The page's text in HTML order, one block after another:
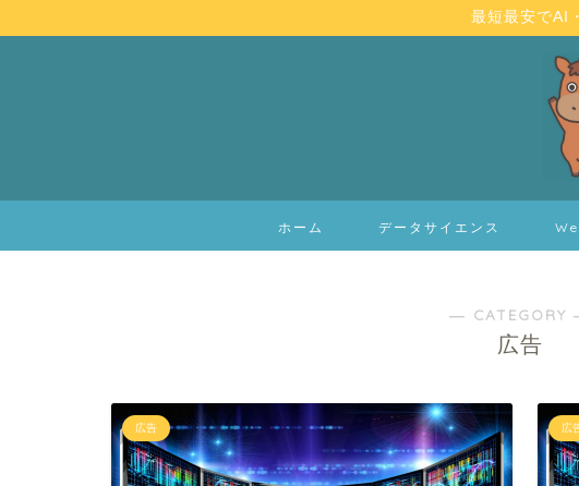
最短最安でAI
ホーム データサイエンス
― CATEGORY
広告
広告 広